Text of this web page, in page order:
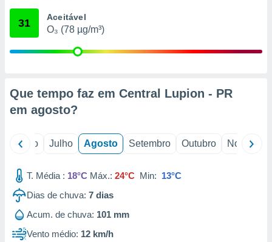
através
1199
31 Aceitável
O₃ (78 µg/m³)
Que tempo faz em Central Lupion - PR
em agosto?
Junho Julho Agosto Setembro Outubro Novembro
T. Média : 18°C Máx.: 24°C Min: 13°C
Dias de chuva: 7 dias
Acum. de chuva: 101 mm
Vento médio: 12 km/h